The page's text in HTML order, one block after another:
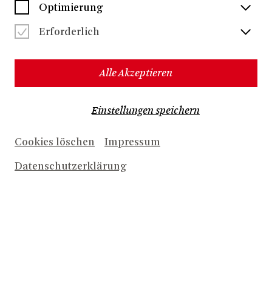
Optimierung
Erforderlich
Alle Akzeptieren
Einstellungen speichern
Cookies löschen Impressum
Datenschutzerklärung